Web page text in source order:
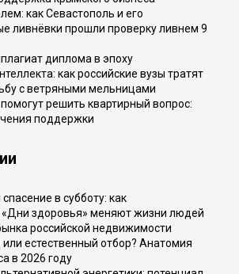
как Севастополь и его
ливнёвки прошли проверку ливнем 9
диплома в эпоху
как российские вузы тратят
с ветряными мельницами
решить квартирный вопрос:
поддержки
в субботу: как
«Дни здоровья» меняют жизни людей
российской недвижимости
естественный отбор? Анатомия
в 2026 году